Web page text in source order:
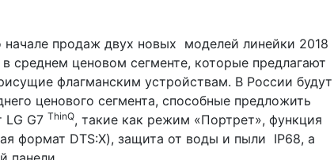
продаж двух новых моделей линейки 2018
среднем ценовом сегменте, которые предлагают
флагманским устройствам. В России будут
ценового сегмента, способные предложить
LG G7 ThinQ, такие как режим «Портрет», функция
формат DTS:X), защита от воды и пыли IP68, а